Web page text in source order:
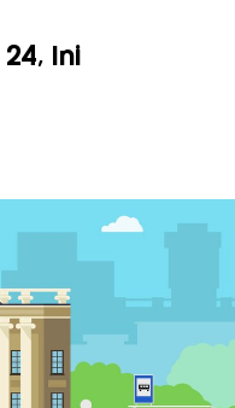
24, Ini